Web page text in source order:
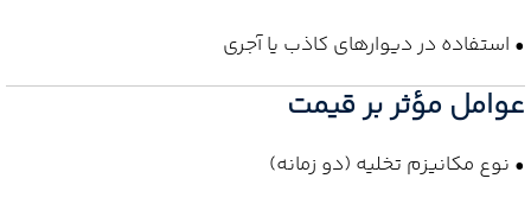
• استفاده در دیوارهای کاذب یا آجری
عوامل مؤثر بر قیمت
• نوع مکانیزم تخلیه (دو زمانه)